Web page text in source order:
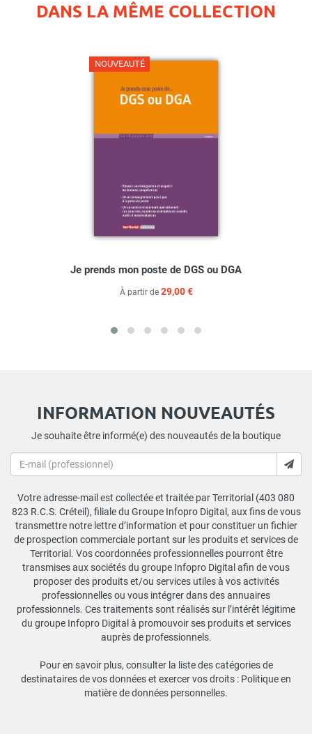
DANS LA MÊME COLLECTION
NOUVEAUTÉ
Je prends mon poste de DGS ou DGA
À partir de 29,00 €
INFORMATION NOUVEAUTÉS
Je souhaite être informé(e) des nouveautés de la boutique
Votre adresse-mail est collectée et traitée par Territorial (403 080
823 R.C.S. Créteil), filiale du Groupe Infopro Digital, aux fins de vous
transmettre notre lettre d’information et pour constituer un fichier
de prospection commerciale portant sur les produits et services de
Territorial. Vos coordonnées professionnelles pourront être
transmises aux sociétés du groupe Infopro Digital afin de vous
proposer des produits et/ou services utiles à vos activités
professionnelles ou vous intégrer dans des annuaires
professionnels. Ces traitements sont réalisés sur l’intérêt légitime
du groupe Infopro Digital à promouvoir ses produits et services
auprès de professionnels.
Pour en savoir plus, consulter la liste des catégories de
destinataires de vos données et exercer vos droits : Politique en
matière de données personnelles.